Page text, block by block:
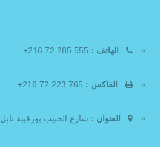
الهاتف :
الفاكس :
العنوان : شارع الحبيب بورقيبة نابل 8000